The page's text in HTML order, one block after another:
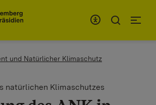
und Natürlicher Klimaschutz
natürlichen Klimaschutzes